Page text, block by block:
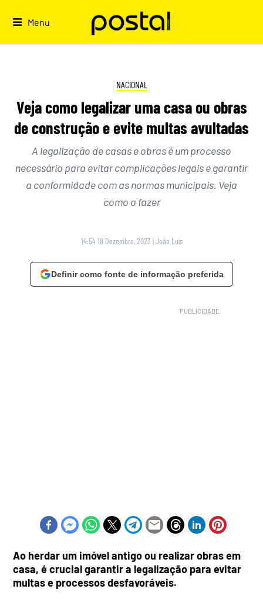
Menu
NACIONAL
Veja como legalizar uma casa ou obras
de construção e evite multas avultadas
A legalização de casas e obras é um processo
necessário para evitar complicações legais e garantir
a conformidade com as normas municipais. Veja
como o fazer
14:54 19 Dezembro, 2023 |João Luís
Definir como fonte de informação preferida
Ao herdar um imóvel antigo ou realizar obras em
casa, é crucial garantir a legalização para evitar
multas e processos desfavoráveis.